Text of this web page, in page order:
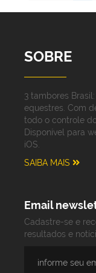
SOBRE
3 tambores
equestres. Com
todo o controle
Disponível para
iOS.
SAIBA MAIS
Email
Cadastre-se e
resultados e